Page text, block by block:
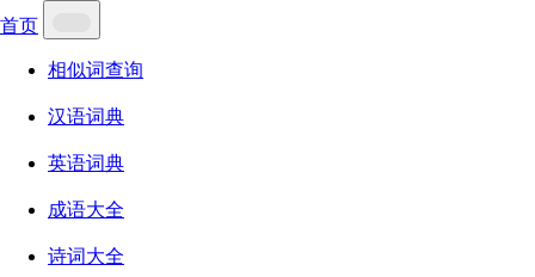
首页
相似词查询
汉语词典
英语词典
成语大全
诗词大全